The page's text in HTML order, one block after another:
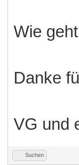
Wie
Danke
VG und
Suchen